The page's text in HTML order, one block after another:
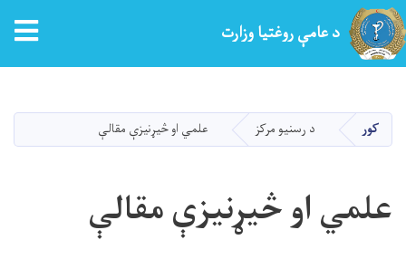
دانګل
د عامې روغتیا وزارت
کور د رسنیو مرکز علمي او څیړنیزې مقالې
علمي او څیړنیزې مقالې